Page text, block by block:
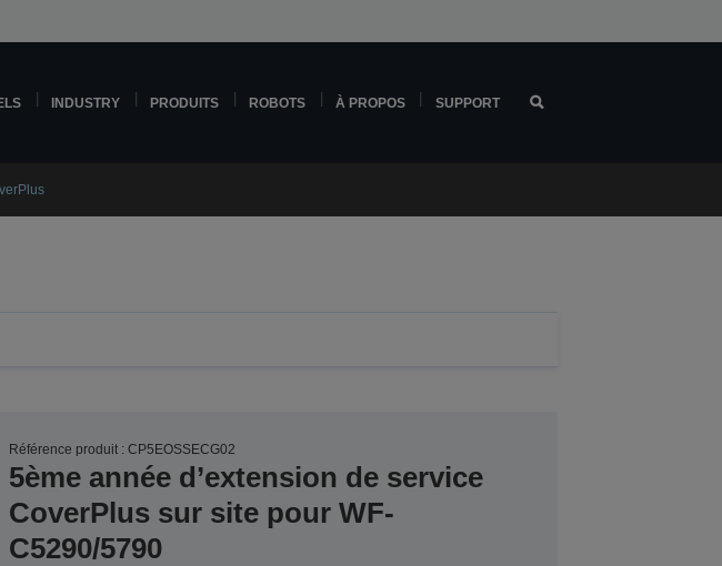
INDUSTRY PRODUITS ROBOTS À PROPOS SUPPORT
Référence produit : CP5EOSSECG02
5ème année d’extension de service
CoverPlus sur site pour WF-
C5290/5790